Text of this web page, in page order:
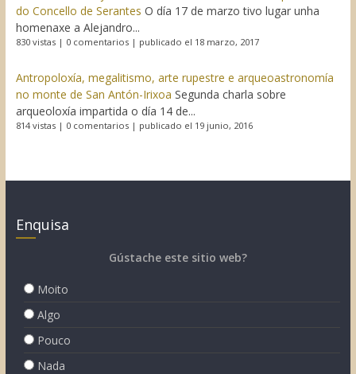
do Concello de Serantes O día 17 de marzo tivo lugar unha
homenaxe a Alejandro...
830 vistas| 0 comentarios| publicado el 18 marzo, 2017
Antropoloxía, megalitismo, arte rupestre e arqueoastronomía
no monte de San Antón-Irixoa Segunda charla sobre
arqueoloxía impartida o día 14 de...
814 vistas| 0 comentarios| publicado el 19 junio, 2016
Enquisa
Gústache este sitio web?
Moito
Algo
Pouco
Nada